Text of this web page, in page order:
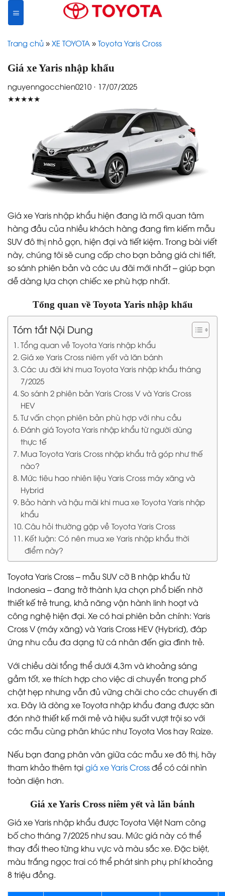
content
Trang chủ » XE TOYOTA » Toyota Yaris Cross
Giá xe Yaris nhập khẩu
nguyenngocchien0210 · 17/07/2025
★★★★★
Giá xe Yaris nhập khẩu hiện đang là mối quan tâm
hàng đầu của nhiều khách hàng đang tìm kiếm mẫu
SUV đô thị nhỏ gọn, hiện đại và tiết kiệm. Trong bài viết
này, chúng tôi sẽ cung cấp cho bạn bảng giá chi tiết,
so sánh phiên bản và các ưu đãi mới nhất – giúp bạn
dễ dàng lựa chọn chiếc xe phù hợp nhất.
Tổng quan về Toyota Yaris nhập khẩu
Tóm tắt Nội Dung
Tổng quan về Toyota Yaris nhập khẩu
Giá xe Yaris Cross niêm yết và lăn bánh
Các ưu đãi khi mua Toyota Yaris nhập khẩu tháng
7/2025
So sánh 2 phiên bản Yaris Cross V và Yaris Cross
HEV
Tư vấn chọn phiên bản phù hợp với nhu cầu
Đánh giá Toyota Yaris nhập khẩu từ người dùng
thực tế
Mua Toyota Yaris Cross nhập khẩu trả góp như thế
nào?
Mức tiêu hao nhiên liệu Yaris Cross máy xăng và
Hybrid
Bảo hành và hậu mãi khi mua xe Toyota Yaris nhập
khẩu
Câu hỏi thường gặp về Toyota Yaris Cross
Kết luận: Có nên mua xe Yaris nhập khẩu thời
điểm này?
Toyota Yaris Cross – mẫu SUV cỡ B nhập khẩu từ
Indonesia – đang trở thành lựa chọn phổ biến nhờ
thiết kế trẻ trung, khả năng vận hành linh hoạt và
công nghệ hiện đại. Xe có hai phiên bản chính: Yaris
Cross V (máy xăng) và Yaris Cross HEV (Hybrid), đáp
ứng nhu cầu đa dạng từ cá nhân đến gia đình trẻ.
Với chiều dài tổng thể dưới 4,3m và khoảng sáng
gầm tốt, xe thích hợp cho việc di chuyển trong phố
chật hẹp nhưng vẫn đủ vững chãi cho các chuyến đi
xa. Đây là dòng xe Toyota nhập khẩu đang được săn
đón nhờ thiết kế mới mẻ và hiệu suất vượt trội so với
các mẫu cùng phân khúc như Toyota Vios hay Raize.
Nếu bạn đang phân vân giữa các mẫu xe đô thị, hãy
tham khảo thêm tạigiá xe Yaris Crossđể có cái nhìn
toàn diện hơn.
Giá xe Yaris Cross niêm yết và lăn bánh
Giá xe Yaris nhập khẩu được Toyota Việt Nam công
bố cho tháng 7/2025 như sau. Mức giá này có thể
thay đổi theo từng khu vực và màu sắc xe. Đặc biệt,
màu trắng ngọc trai có thể phát sinh phụ phí khoảng
8 triệu đồng.